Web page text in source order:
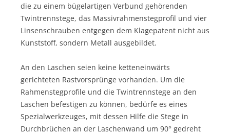
die zu einem bügelartigen Verbund gehörenden
Twintrennstege, das Massivrahmenstegprofil und vier
Linsenschrauben entgegen dem Klagepatent nicht aus
Kunststoff, sondern Metall ausgebildet.
An den Laschen seien keine ketteneinwärts
gerichteten Rastvorsprünge vorhanden. Um die
Rahmenstegprofile und die Twintrennstege an den
Laschen befestigen zu können, bedürfe es eines
Spezialwerkzeuges, mit dessen Hilfe die Stege in
Durchbrüchen an der Laschenwand um 90° gedreht